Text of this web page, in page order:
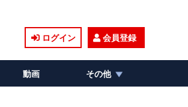
ログイン 会員登録
動画 その他